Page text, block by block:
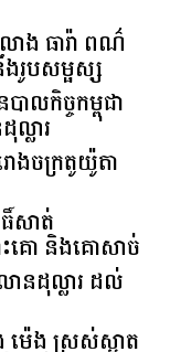
ង ធារ៉ា ពណ៌
រូបសម្ផស្ស
លកិច្ច​កម្ពុជា​
លារ​
ោងចក្រ​តូយ៉ូតា
សាត់
គោ និងគោសាច់
នដុល្លារ ដល់
េង ស្រស់ស្អាត